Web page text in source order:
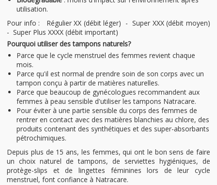
utilisation.
Pour info : Régulier XX (débit léger) - Super XXX (débit moyen)
- Super Plus XXXX (débit important)
Pourquoi utiliser des tampons naturels?
Parce que le cycle menstruel des femmes revient chaque
mois.
Parce qu'il est normal de prendre soin de son corps avec un
tampon conçu à partir de matières naturelles.
Parce que beaucoup de gynécologues recommandent aux
femmes à peau sensible d'utiliser les tampons Natracare.
Pour éviter à une partie sensible du corps des femmes de
rentrer en contact avec des matières blanchies au chlore, des
produits contenant des synthétiques et des super-absorbants
pétrochimiques.
Depuis plus de 15 ans, les femmes, qui ont le bon sens de faire
un choix naturel de tampons, de serviettes hygiéniques, de
protège-slips et de lingettes féminines lors de leur cycle
menstruel, font confiance à Natracare.